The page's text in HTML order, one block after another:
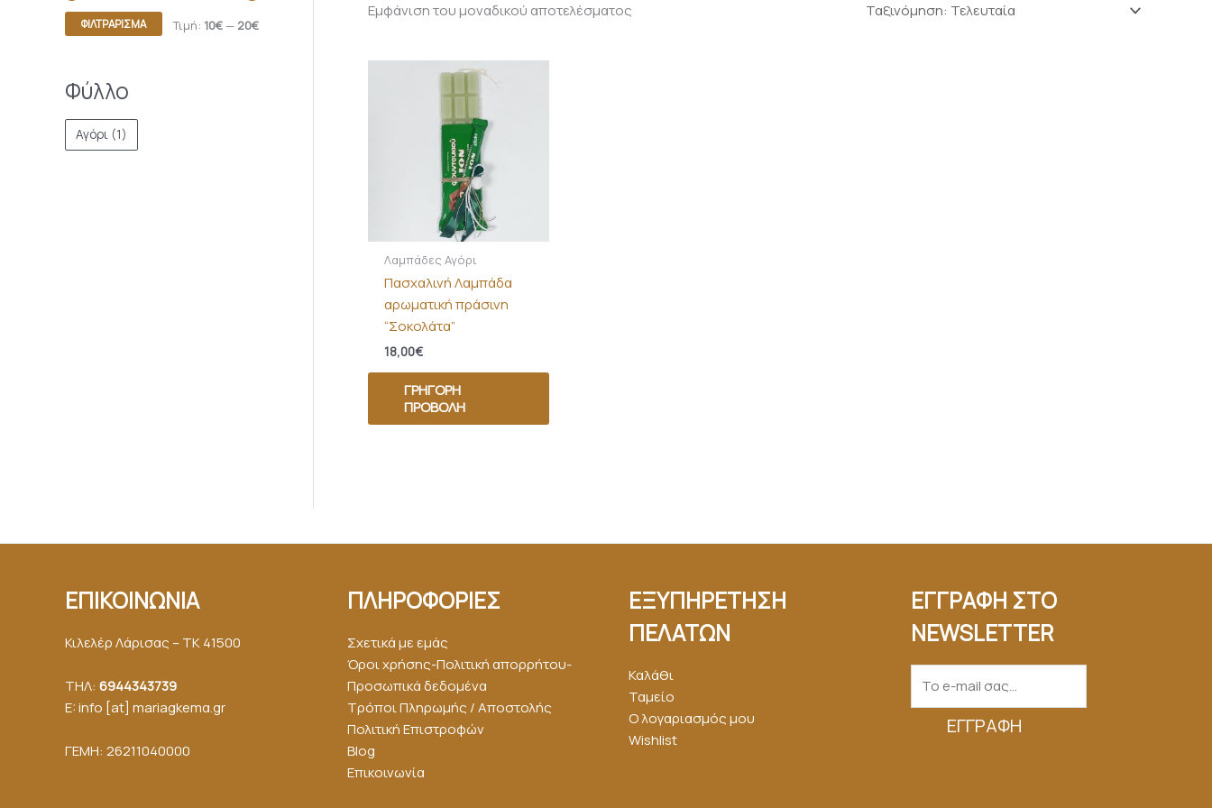
ΦΙΛΤΡΆΡΙΣΜΑ Τιμή: 10€— 20€
Φύλλο
Αγόρι (1)
Εμφάνιση του μοναδικού αποτελέσματος
Λαμπάδες Αγόρι
Πασχαλινή Λαμπάδα
αρωματική πράσινη
“Σοκολάτα”
18,00€
ΓΡΉΓΟΡΗ
ΠΡΟΒΟΛΉ
ΕΠΙΚΟΙΝΩΝΙΑ
Κιλελέρ Λάρισας – ΤΚ 41500
ΤΗΛ: 6944343739
E: info [at] mariagkemα.gr
ΓΕΜΗ: 26211040000
ΠΛΗΡΟΦΟΡΙΕΣ
Σχετικά με εμάς
Όροι χρήσης-Πολιτική απορρήτου-
Προσωπικά δεδομένα
Τρόποι Πληρωμής / Αποστολής
Πολιτική Επιστροφών
Blog
Επικοινωνία
ΕΞΥΠΗΡΕΤΗΣΗ
ΠΕΛΑΤΩΝ
Καλάθι
Ταμείο
Ο λογαριασμός μου
Wishlist
ΕΓΓΡΑΦΗ ΣΤΟ
NEWSLETTER
ΕΓΓΡΑΦΉ